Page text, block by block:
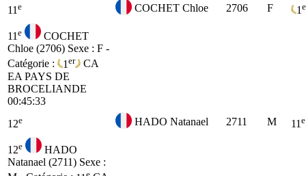
11 e COCHET Chloe 2706 F 1
11 e
COCHET
Chloe (2706) Sexe : F -
Catégorie :
1 er
CA
EA PAYS DE
BROCELIANDE
00:45:33
12e HADO Natanael 2711 M 11 e
12e
HADO
Natanael (2711) Sexe :
e